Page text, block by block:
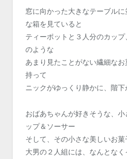
窓に向かった大きなテーブル
な箱を見ていると
ティーポットと３人分のカッ
のような
あまり見たことがない繊細な
持って
ニックがゆっくり静かに、階
おばあちゃんが好きそうな、
ップ＆ソーサー
そして、その小さな美しいお菓
大男の２人組には、なんとな